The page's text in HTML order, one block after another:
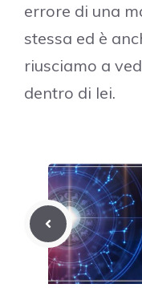
errore di una
stessa ed è
riusciamo a
dentro di lei.